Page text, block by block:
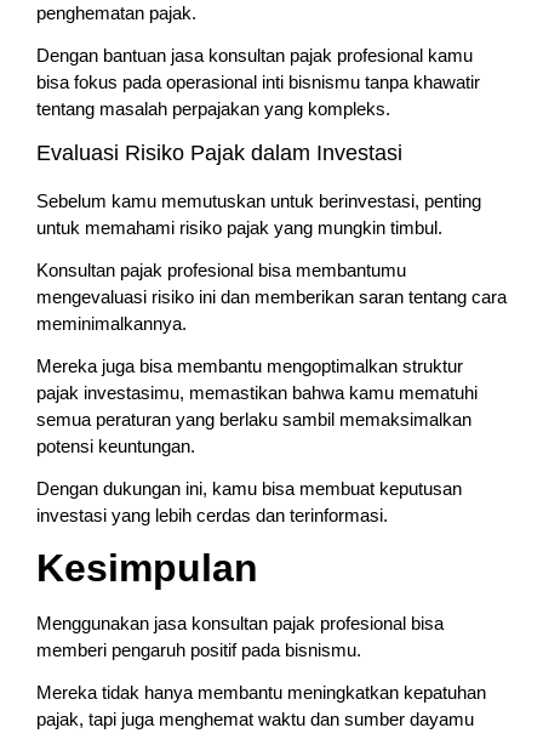
penghematan pajak.
Dengan bantuan jasa konsultan pajak profesional kamu
bisa fokus pada operasional inti bisnismu tanpa khawatir
tentang masalah perpajakan yang kompleks.
Evaluasi Risiko Pajak dalam Investasi
Sebelum kamu memutuskan untuk berinvestasi, penting
untuk memahami risiko pajak yang mungkin timbul.
Konsultan pajak profesional bisa membantumu
mengevaluasi risiko ini dan memberikan saran tentang cara
meminimalkannya.
Mereka juga bisa membantu mengoptimalkan struktur
pajak investasimu, memastikan bahwa kamu mematuhi
semua peraturan yang berlaku sambil memaksimalkan
potensi keuntungan.
Dengan dukungan ini, kamu bisa membuat keputusan
investasi yang lebih cerdas dan terinformasi.
Kesimpulan
Menggunakan jasa konsultan pajak profesional bisa
memberi pengaruh positif pada bisnismu.
Mereka tidak hanya membantu meningkatkan kepatuhan
pajak, tapi juga menghemat waktu dan sumber dayamu